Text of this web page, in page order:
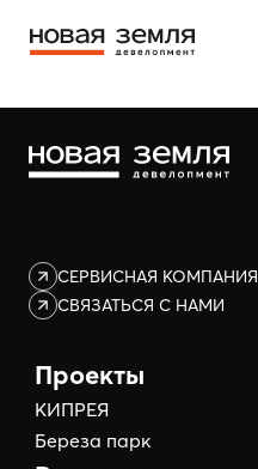
Элемент не найден!
СЕРВИСНАЯ КОМПАНИЯ
СВЯЗАТЬСЯ С НАМИ
Проекты
КИПРЕЯ
Береза парк